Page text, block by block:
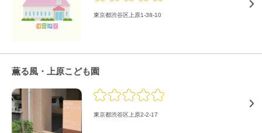
東京都渋谷区上原1-38-10
薫る風・上原こども園
東京都渋谷区上原2-2-17